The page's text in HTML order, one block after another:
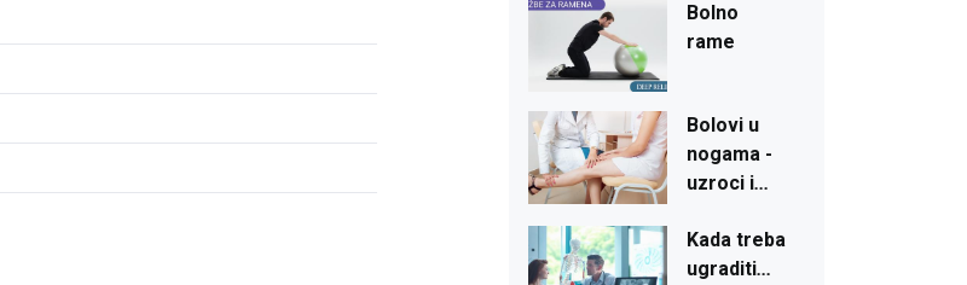
Bolno
rame
Bolovi u
nogama -
uzroci i...
Kada treba
ugraditi...